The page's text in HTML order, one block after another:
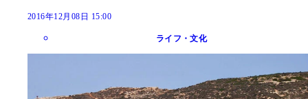
2016年12月08日 15:00
ライフ・文化